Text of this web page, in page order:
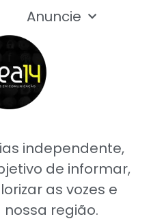
independente,
de informar,
as vozes e
região.
Anuncie